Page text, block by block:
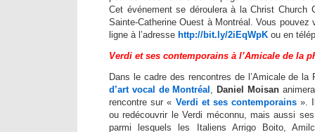
Cet événement se déroulera à la Christ Church
Sainte-Catherine Ouest à Montréal. Vous pouvez
ligne à l’adresse http://bit.ly/2iEqWpK ou en
Verdi et ses contemporains à l’Amicale de la
Dans le cadre des rencontres de l’Amicale de
d’art vocal de Montréal
Daniel Moisan
rencontre sur « Verdi et ses contemporains ».
ou redécouvrir le Verdi méconnu, mais aussi
parmi lesquels les Italiens Arrigo Boito,